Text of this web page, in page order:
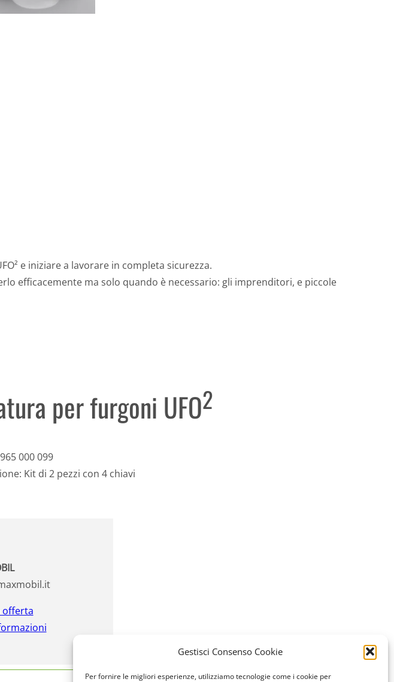
Gestisci Consenso Cookie
Per fornire le migliori esperienze, utilizziamo tecnologie come i cookie per
e iniziare a lavorare in completa sicurezza.
efficacemente ma solo quando è necessario: gli imprenditori, e piccole
per furgoni UFO2
000 099
Kit di 2 pezzi con 4 chiavi
offerta